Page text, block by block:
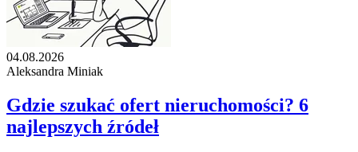
04.08.2026
Aleksandra Miniak
Gdzie szukać ofert nieruchomości? 6
najlepszych źródeł